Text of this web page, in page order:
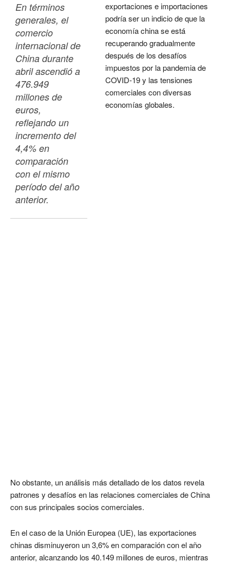
En términos
generales, el
comercio
internacional de
China durante
abril ascendió a
476.949
millones de
euros,
reflejando un
incremento del
4,4% en
comparación
con el mismo
período del año
anterior.
exportaciones e importaciones
podría ser un indicio de que la
economía china se está
recuperando gradualmente
después de los desafíos
impuestos por la pandemia de
COVID-19 y las tensiones
comerciales con diversas
economías globales.
No obstante, un análisis más detallado de los datos revela
patrones y desafíos en las relaciones comerciales de China
con sus principales socios comerciales.
En el caso de la Unión Europea (UE), las exportaciones
chinas disminuyeron un 3,6% en comparación con el año
anterior, alcanzando los 40.149 millones de euros, mientras